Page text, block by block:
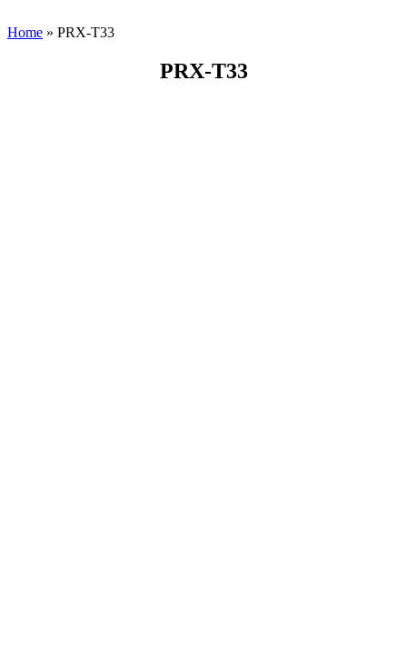
Home » PRX-T33
PRX-T33